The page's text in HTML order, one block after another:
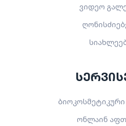
ვიდეო
ბიოკოსმეტიკური
ონლაინ